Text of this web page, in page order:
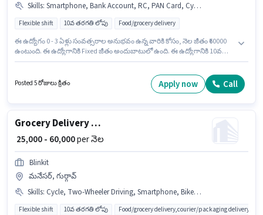
Skills: Smartphone, Bank Account, RC, PAN Card, Cycle, Aadhar Card, Two-Wheeler Driving, Bike, Navigation Skills
Flexible shift 10వ తరగతి లోపు Food/grocery delivery
ఈ ఉద్యోగం 0 - 3 ఏళ్లు సంవత్సరాల అనుభవం ఉన్న వారికి కోసం, నెల జీతం ₹60000
ఉంటుంది. ఈ ఉద్యోగానికి Fixed జీతం అందుబాటులో ఉంది. ఈ ఉద్యోగానికి 10వ
అవసరం. ఈ ఖాళీ మనేసర్, గుర్గావ్ లో ఉంది. ఈ ఉద్యోగానికి Bike, Smartphone,
Posted 5 రోజులు క్రితం Apply now Call
Grocery Delivery Boy
₹ 25,000 - 60,000per నెల
Blinkit
మనేసర్, గుర్గావ్
Skills: Cycle, Two-Wheeler Driving, Smartphone, Bike, Aadhar Card, PAN Card
Flexible shift 10వ తరగతి లోపు Food/grocery delivery,courier/packaging delivery,e-